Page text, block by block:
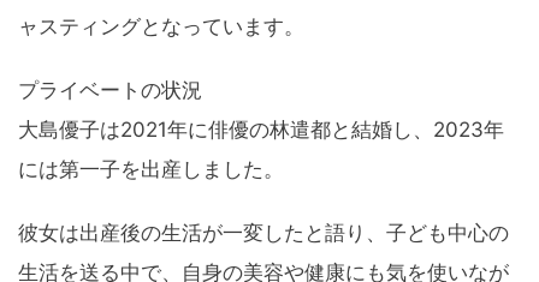
ャスティングとなっています。
プライベートの状況
大島優子は2021年に俳優の林遣都と結婚し、2023年
には第一子を出産しました。
彼女は出産後の生活が一変したと語り、子ども中心の
生活を送る中で、自身の美容や健康にも気を使いなが